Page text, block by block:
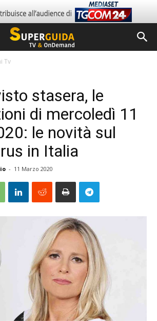
Tv
stasera, le
di mercoledì 11
le novità sul
in Italia
- 11 Marzo 2020